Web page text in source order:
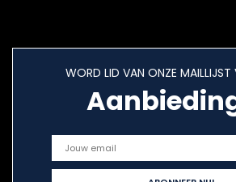
WORD LID VAN ONZE MAILLIJST